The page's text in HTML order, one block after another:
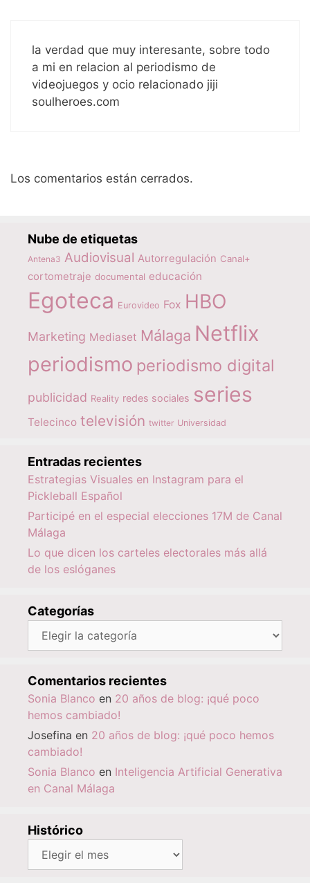
la verdad que muy interesante, sobre todo
a mi en relacion al periodismo de
videojuegos y ocio relacionado jiji
soulheroes.com
Los comentarios están cerrados.
Nube de etiquetas
Antena3 Audiovisual Autorregulación Canal+
cortometraje documental educación
Egoteca Eurovideo Fox HBO
Marketing Mediaset Málaga Netflix
periodismo periodismo digital
publicidad Reality redes sociales series
Telecinco televisión twitter Universidad
Entradas recientes
Estrategias Visuales en Instagram para el
Pickleball Español
Participé en el especial elecciones 17M de Canal
Málaga
Lo que dicen los carteles electorales más allá
de los eslóganes
Categorías
Comentarios recientes
Sonia Blanco en 20 años de blog: ¡qué poco
hemos cambiado!
Josefina en 20 años de blog: ¡qué poco hemos
cambiado!
Sonia Blanco en Inteligencia Artificial Generativa
en Canal Málaga
Histórico